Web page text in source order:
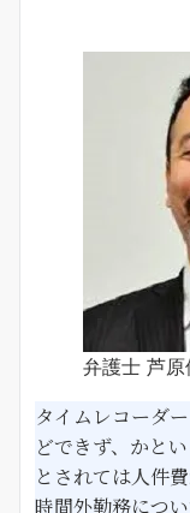
弁護士 芦原
タイムレコーダ
どできず、かと
とされては人件
時間外勤務につ